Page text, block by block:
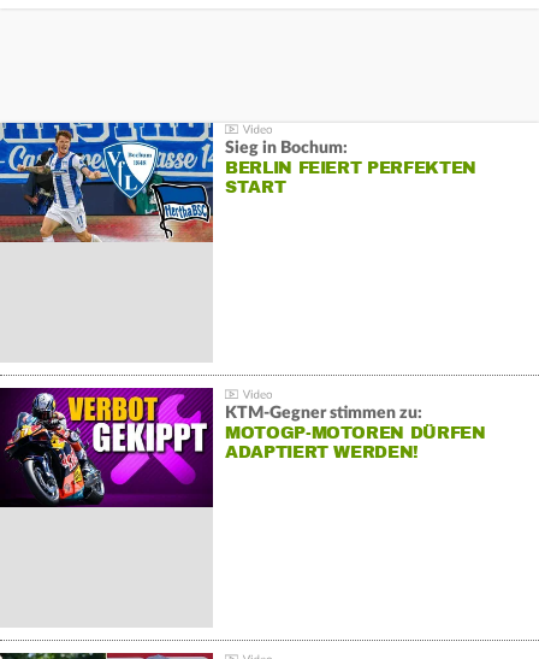
Sieg in Bochum:
BERLIN FEIERT PERFEKTEN
START
KTM-Gegner stimmen zu:
MOTOGP-MOTOREN DÜRFEN
ADAPTIERT WERDEN!